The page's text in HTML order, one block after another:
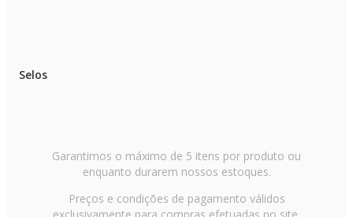
Selos
Garantimos o máximo de 5 itens por produto ou
enquanto durarem nossos estoques.
Preços e condições de pagamento válidos